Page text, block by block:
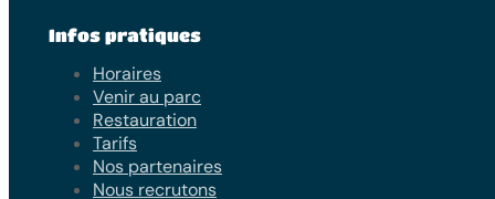
Infos pratiques
Horaires
Venir au parc
Restauration
Tarifs
Nos partenaires
Nous recrutons